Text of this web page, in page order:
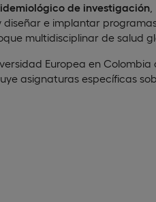
de investigación
diseñar e implantar
multidisciplinar de salud
Europea en Colombia
asignaturas específicas